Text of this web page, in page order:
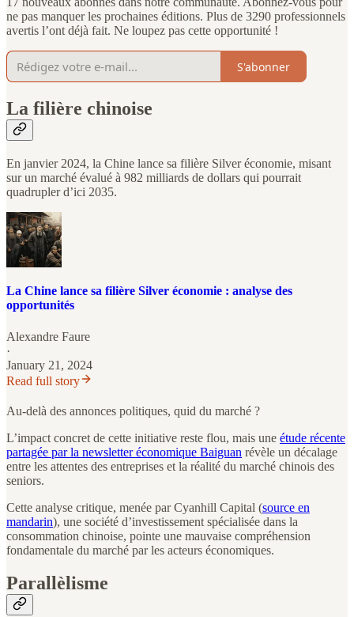
ne pas manquer les prochaines éditions. Plus de 3290 professionnels
avertis l’ont déjà fait. Ne loupez pas cette opportunité !
S'abonner
La filière chinoise
En janvier 2024, la Chine lance sa filière Silver économie, misant
sur un marché évalué à 982 milliards de dollars qui pourrait
quadrupler d’ici 2035.
La Chine lance sa filière Silver économie : analyse des
opportunités
Alexandre Faure
·
January 21, 2024
Read full story
Au-delà des annonces politiques, quid du marché ?
L’impact concret de cette initiative reste flou, mais une étude récente
partagée par la newsletter économique Baiguan révèle un décalage
entre les attentes des entreprises et la réalité du marché chinois des
seniors.
Cette analyse critique, menée par Cyanhill Capital (source en
mandarin), une société d’investissement spécialisée dans la
consommation chinoise, pointe une mauvaise compréhension
fondamentale du marché par les acteurs économiques.
Parallèlisme